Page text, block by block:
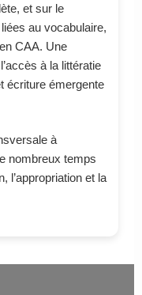
et sur le
au vocabulaire,
CAA. Une
à la littératie
écriture émergente
à
nombreux temps
l’appropriation et la